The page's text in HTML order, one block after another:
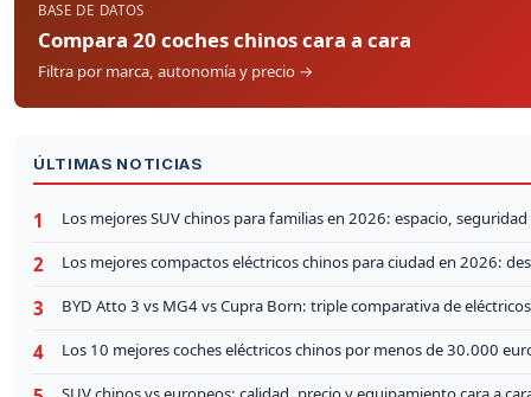
BASE DE DATOS
Compara 20 coches chinos cara a cara
Filtra por marca, autonomía y precio →
ÚLTIMAS NOTICIAS
1 Los mejores SUV chinos para familias en 2026: espacio,
2 Los mejores compactos eléctricos chinos para ciudad en 2026:
3 BYD Atto 3 vs MG4 vs Cupra Born: triple comparativa de eléctricos
4 Los 10 mejores coches eléctricos chinos por menos de 30.000